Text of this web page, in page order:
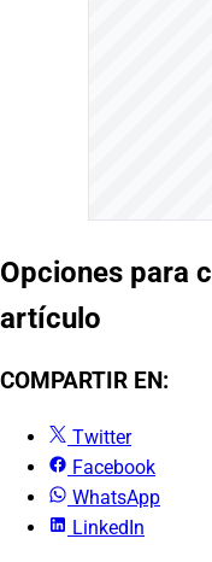
Opciones para
artículo
COMPARTIR EN:
Twitter
Facebook
WhatsApp
LinkedIn